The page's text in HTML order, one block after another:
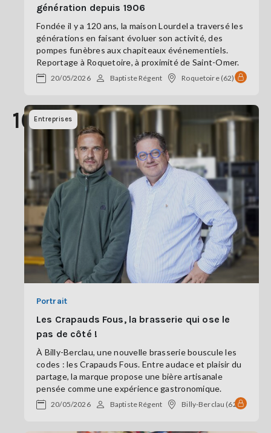
génération depuis 1906
Fondée il y a 120 ans, la maison Lourdel a traversé les
générations en faisant évoluer son activité, des
pompes funèbres aux chapiteaux événementiels.
Reportage à Roquetoire, à proximité de Saint-Omer.
20/05/2026 Baptiste Régent Roquetoire (62)
10Entreprises
Portrait
Les Crapauds Fous, la brasserie qui ose le
pas de côté !
À Billy-Berclau, une nouvelle brasserie bouscule les
codes : les Crapauds Fous. Entre audace et plaisir du
partage, la marque propose une bière artisanale
pensée comme une expérience gastronomique.
20/05/2026 Baptiste Régent Billy-Berclau (62)